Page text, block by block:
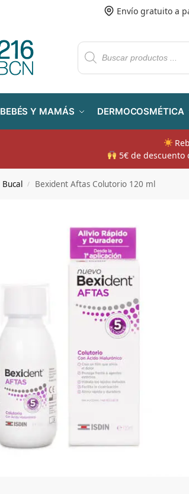
Envío gratuito a
BEBÉS Y MAMÁS DERMOCOSMÉTICA
5€ de
Bucal / Bexident Aftas Colutorio 120 ml